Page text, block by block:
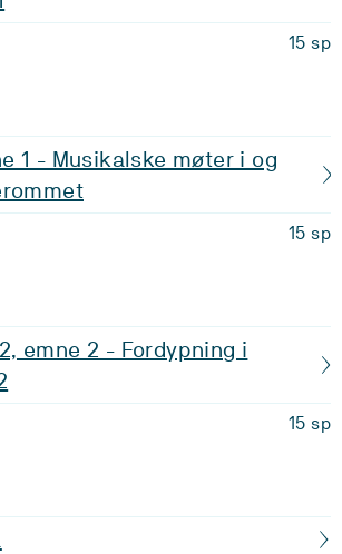
15 sp
1 - Musikalske møter i og
15 sp
emne 2 - Fordypning i
15 sp